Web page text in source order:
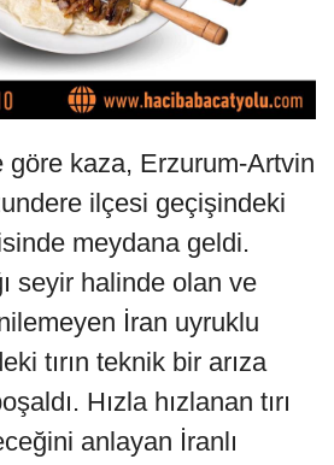
göre kaza, Erzurum-Artvin
ilçesi geçişindeki
meydana geldi.
seyir halinde olan ve
İran uyruklu
tırın teknik bir arıza
Hızla hızlanan tırı
anlayan İranlı